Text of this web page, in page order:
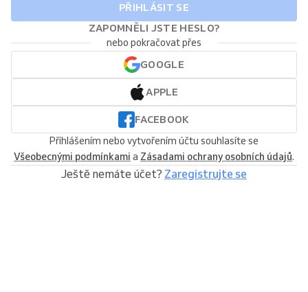
PŘIHLÁSIT SE
ZAPOMNĚLI JSTE HESLO?
nebo pokračovat přes
GOOGLE
APPLE
FACEBOOK
Přihlášením nebo vytvořením účtu souhlasíte se
Všeobecnými podmínkami a Zásadami ochrany osobních údajů.
Ještě nemáte účet? Zaregistrujte se